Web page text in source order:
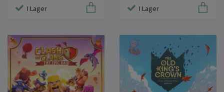
I Lager I Lager